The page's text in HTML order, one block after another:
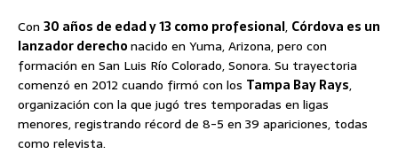
Con 30 años de edad y 13 como profesional, Córdova es un
lanzador derechonacido en Yuma, Arizona, pero con
formación en San Luis Río Colorado, Sonora. Su trayectoria
comenzó en 2012 cuando firmó con los Tampa Bay Rays,
organización con la que jugó tres temporadas en ligas
menores, registrando récord de 8-5 en 39 apariciones, todas
como relevista.